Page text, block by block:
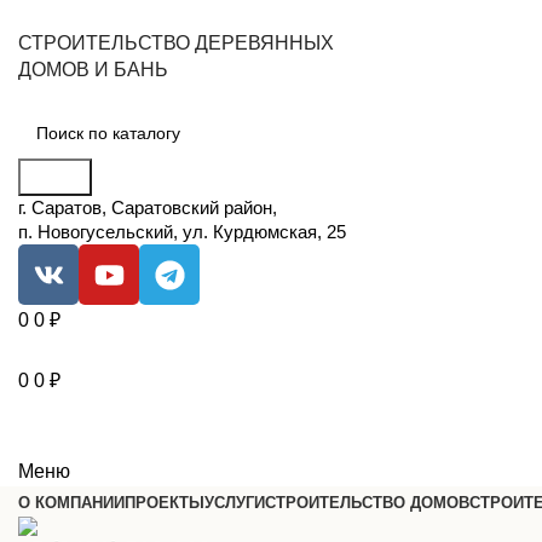
СТРОИТЕЛЬСТВО ДЕРЕВЯННЫХ
ДОМОВ И БАНЬ
г. Саратов, Саратовский район,
п. Новогусельский, ул. Курдюмская, 25
0 0 ₽
0 0 ₽
Меню
О КОМПАНИИ ПРОЕКТЫ УСЛУГИСТРОИТЕЛЬСТВО ДОМОВ